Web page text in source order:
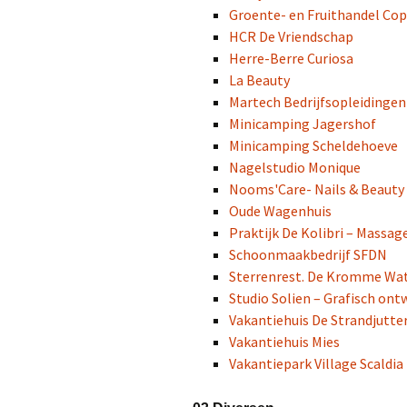
Groente- en Fruithandel
HCR De Vriendschap
Herre-Berre Curiosa
La Beauty
Martech Bedrijfsopleidingen
Minicamping Jagershof
Minicamping Scheldehoeve
Nagelstudio Monique
Nooms'Care- Nails & Beauty
Oude Wagenhuis
Praktijk De Kolibri –
Schoonmaakbedrijf SFDN
Sterrenrest. De Kromme
Studio Solien – Grafisch
Vakantiehuis De
Vakantiehuis Mies
Vakantiepark Village Scaldia